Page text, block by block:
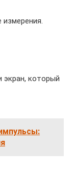
экран, который